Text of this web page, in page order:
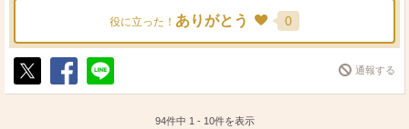
役に立った！ ありがとう 0
ポ
シ
送
通報する
94件中 1 - 10件を表示